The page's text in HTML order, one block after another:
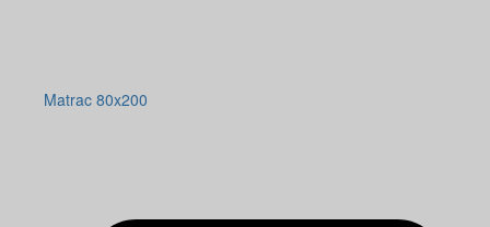
Matrac 80x200